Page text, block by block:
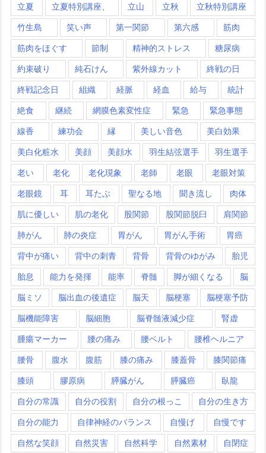
立夏 立夏特別講座、 立山 立秋 立秋特別講座
竹生島 笑い声 第一関節 第六感 筋肉
筋肉をほぐす 節制 精神的ストレス 糖尿病
約束破り 純石けん 紫外線カット 終戦の日
終戦記念日 組織 経脈 経血 給与 統計
絶食 継続 網膜色素変性症 緊急 緊急事態
線香 練功会 縁 美しい音色 美白効果
美白化粧水 美顔 美顔水 羽生結弦選手 羽生選手
老い 老化 老化現象 老師 老眼 老眼対策
老眼鏡 耳 耳たぶ 聖なる地 聞き流し 肉体
肌に優しい 肌の老化 股関節 股関節脱臼 肩関節
肺がん 肺の炎症 胃がん 胃がん手術 胃癌
背中が痛い 背中の刺青 背骨 背骨のゆがみ 胎児
胎息 能力を発揮 能率 脊髄 脚が細くなる 脳
脳ミソ 脳出血の後遺症 脳天 脳梗塞 脳梗塞予防
脳機能障害 脳細胞 脳脊髄液減少症 腎虚
腫瘍マーカー 腰の痛み 腰ベルト 腰椎ヘルニア
腰骨 腹水 腹筋 膝の痛み 膝蓋骨 膝関節痛
膝頭 膠原病 膵臓がん 膵臓癌 臥龍
自分の常識 自分の役割 自分の根っこ 自分の生き方
自分の能力 自律神経のバランス 自慢げ 自慢です
自然な笑顔 自然災害 自然科学 自然素材 自閉症